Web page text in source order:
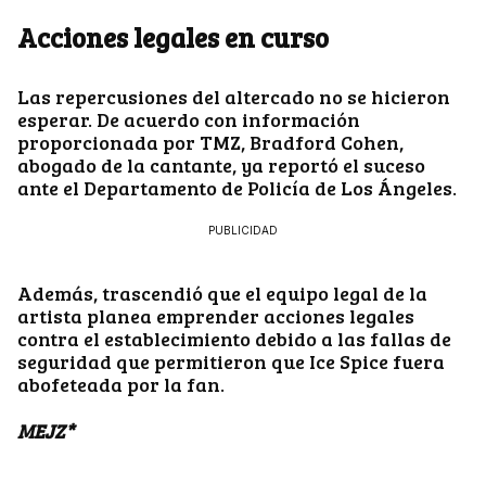
Acciones legales en curso
Las repercusiones del altercado no se hicieron
esperar. De acuerdo con información
proporcionada por TMZ, Bradford Cohen,
abogado de la cantante, ya reportó el suceso
ante el Departamento de Policía de Los Ángeles.
PUBLICIDAD
Además, trascendió que el equipo legal de la
artista planea emprender acciones legales
contra el establecimiento debido a las fallas de
seguridad que permitieron que Ice Spice fuera
abofeteada por la fan.
MEJZ*